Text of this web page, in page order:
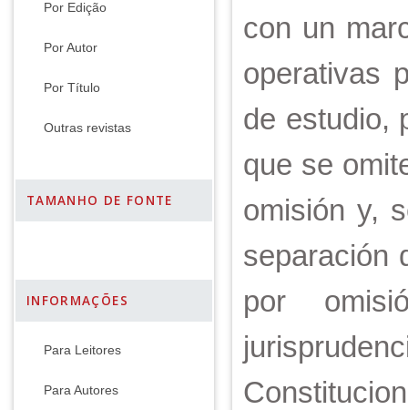
Por Edição
Por Autor
Por Título
Outras revistas
TAMANHO DE FONTE
INFORMAÇÕES
Para Leitores
Para Autores
con un
operativas
de estudio,
que se
omisión y,
separación
por